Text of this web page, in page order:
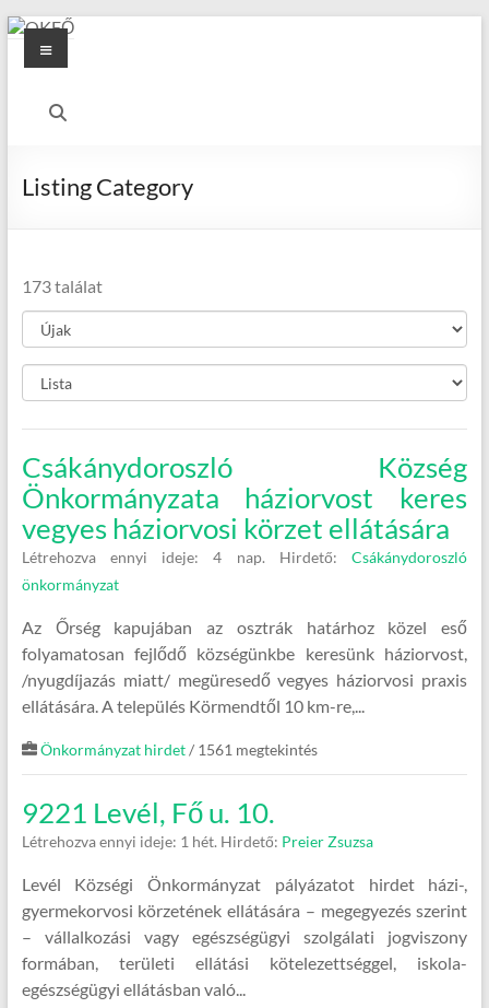
Skip
content
OKFŐ
Menu
Listing Category
173 találat
Csákánydoroszló Község
Önkormányzata háziorvost keres
vegyes háziorvosi körzet ellátására
Létrehozva ennyi ideje: 4 nap. Hirdető:Csákánydoroszló
önkormányzat
Az Őrség kapujában az osztrák határhoz közel eső
folyamatosan fejlődő községünkbe keresünk háziorvost,
/nyugdíjazás miatt/ megüresedő vegyes háziorvosi praxis
ellátására. A település Körmendtől 10 km-re,...
Önkormányzat hirdet/ 1561 megtekintés
9221 Levél, Fő u. 10.
Létrehozva ennyi ideje: 1 hét. Hirdető: Preier Zsuzsa
Levél Községi Önkormányzat pályázatot hirdet házi-,
gyermekorvosi körzetének ellátására – megegyezés szerint
– vállalkozási vagy egészségügyi szolgálati jogviszony
formában, területi ellátási kötelezettséggel, iskola-
egészségügyi ellátásban való...